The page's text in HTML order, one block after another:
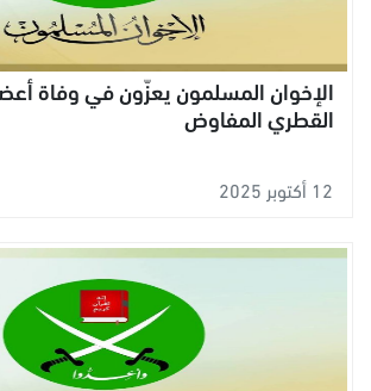
الإخوان المسلمون يعزّون في وفاة
القطري المفاوض
12 أكتوبر 2025